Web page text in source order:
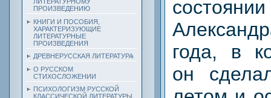
ПРОИЗВЕДЕНИЮ
КНИГИ И ПОСОБИЯ,
ХАРАКТЕРИЗУЮЩИЕ
ЛИТЕРАТУРНЫЕ
ПРОИЗВЕДЕНИЯ
ДРЕВНЕРУССКАЯ ЛИТЕРАТУРА
О РУССКОМ
СТИХОСЛОЖЕНИИ
ПСИХОЛОГИЗМ РУССКОЙ
КЛАССИЧЕСКОЙ ЛИТЕРАТУРЫ
года, в
он